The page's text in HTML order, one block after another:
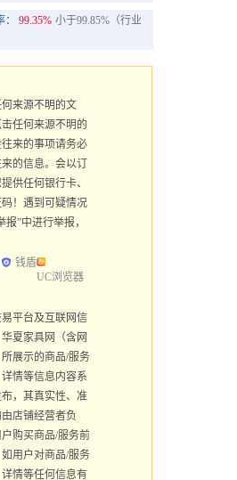
： 99.35% 小于99.85%（行业
来源不明的文
任何来源不明的
来的事项请务必
的信息。会以订
供任何银行卡、
！遇到可疑情况
”中进行举报，
钱盾
UC浏览器
平台及互联网信
夏家具网（含网
展示的商品/服务
情等信息内容系
，其真实性、准
店铺经营者负
购买商品/服务前
用户对商品/服务
情等任何信息有